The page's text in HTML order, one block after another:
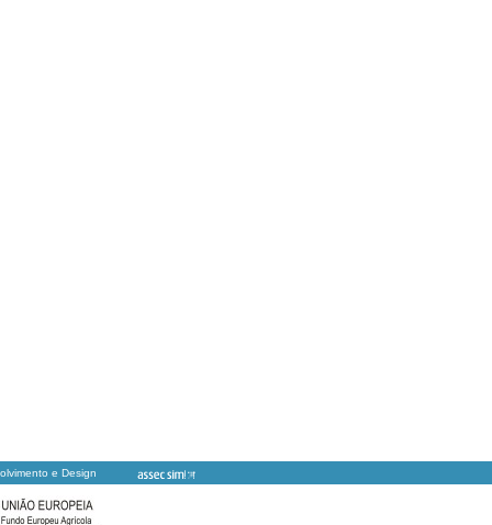
e Design